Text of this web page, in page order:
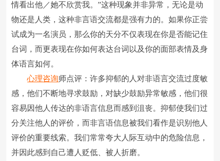
情看出他／她不欣赏我。”这种现象并非异常，无论是动
物还是人类，这种非言语交流都是强有力的。如果你正尝
试成为一名演员，那么你的天分不仅表现在你是否能记住
台词，而更表现在你如何表达台词以及你的面部表情及身
体语言如何。
心理咨询师点评：许多抑郁的人对非语言交流过度敏
感，他们不断地寻求鼓励，对缺少鼓励异常敏感，他们很
容易因他人传达的非语言信息而感到沮丧。抑郁使我们过
分关注他人的评价，而非言语信息被我们看作是识别他人
评价的重要线索。我们常常夸大人际互动中的危险信息，
并因此感到自己遭人贬低、被人折磨。